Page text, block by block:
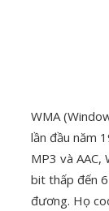
WMA
lần đầu năm
MP3 và
bit thấp đến
đương. Họ